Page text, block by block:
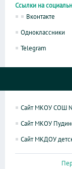
Ссылки на
Вконтакте
Одноклассники
Telegram
Сайт МКОУ СОШ №
Сайт МКОУ
Сайт МКДОУ